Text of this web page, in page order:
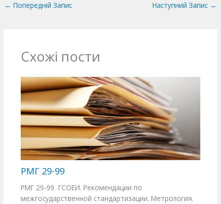
← Попередній Запис Наступний Запис →
Схожі пости
РМГ 29-99
РМГ 29-99 ГСОЕИ. Рекомендации по
межгосударственной стандартизации. Метрология.